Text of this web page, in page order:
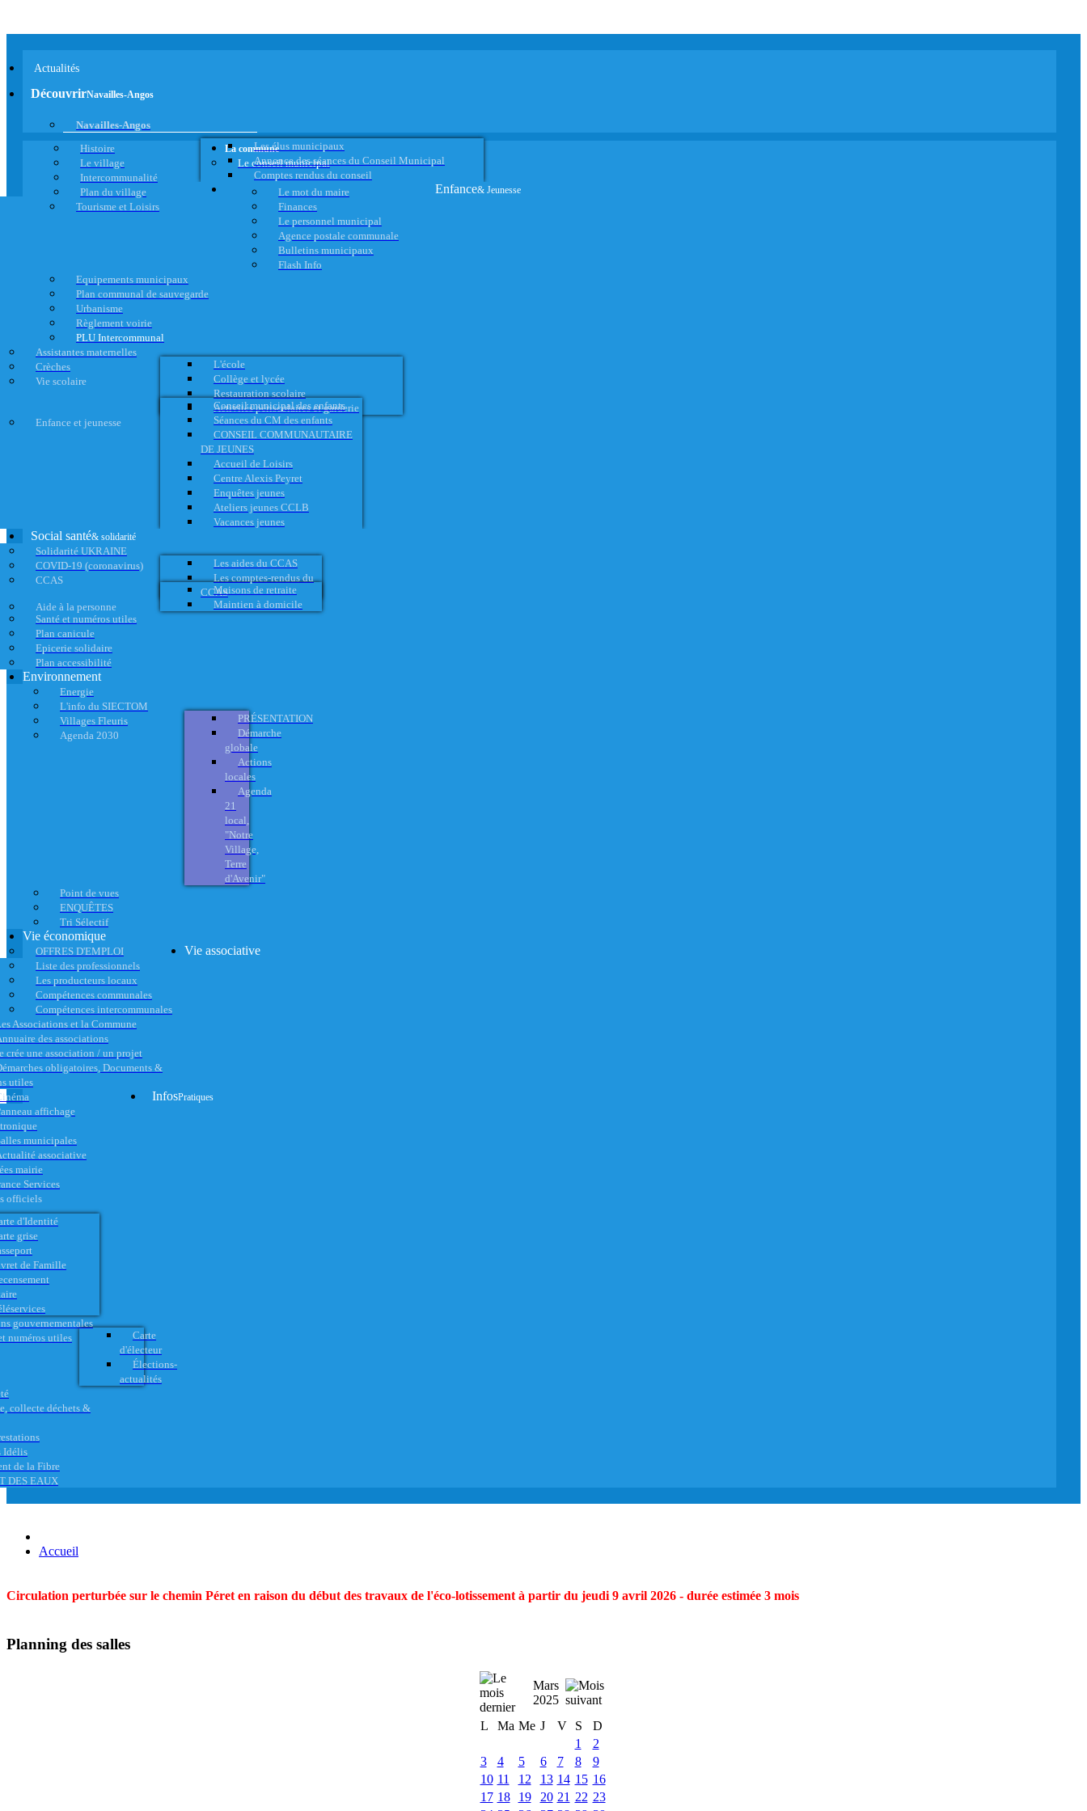
Actualités
DécouvrirNavailles-Angos
Navailles-Angos
Histoire
Le village
Intercommunalité
Plan du village
Tourisme et Loisirs
La commune
Le conseil municipal
Les élus municipaux
Annonce des séances du Conseil Municipal
Comptes rendus du conseil
Le mot du maire
Finances
Le personnel municipal
Agence postale communale
Bulletins municipaux
Flash Info
Equipements municipaux
Plan communal de sauvegarde
Urbanisme
Règlement voirie
PLU Intercommunal
Enfance& Jeunesse
Assistantes maternelles
Crèches
Vie scolaire
L'école
Collège et lycée
Restauration scolaire
Activités périscolaires et garderie
Enfance et jeunesse
Conseil municipal des enfants
Séances du CM des enfants
CONSEIL COMMUNAUTAIRE
DE JEUNES
Accueil de Loisirs
Centre Alexis Peyret
Enquêtes jeunes
Ateliers jeunes CCLB
Vacances jeunes
Social santé& solidarité
Solidarité UKRAINE
COVID-19 (coronavirus)
CCAS
Les aides du CCAS
Les comptes-rendus du
CCAS
Aide à la personne
Maisons de retraite
Maintien à domicile
Santé et numéros utiles
Plan canicule
Epicerie solidaire
Plan accessibilité
Environnement
Energie
L'info du SIECTOM
Villages Fleuris
Agenda 2030
PRÉSENTATION
Démarche
globale
Actions
locales
Agenda
21
local,
"Notre
Village,
Terre
d'Avenir"
Point de vues
ENQUÊTES
Tri Sélectif
Vie économique
OFFRES D'EMPLOI
Liste des professionnels
Les producteurs locaux
Compétences communales
Compétences intercommunales
Vie associative
Associations et la Commune
des associations
crée une association / un projet
obligatoires, Documents &
utiles
affichage
municipales
associative
InfosPratiques
mairie
Services
officiels
d'Identité
grise
de Famille
gouvernementales
numéros utiles
Carte
d'électeur
Élections-
actualités
collecte déchets &
Idélis
de la Fibre
DES EAUX
Accueil
Circulation perturbée sur le chemin Péret en raison du début des travaux de l'éco-lotissement à partir du jeudi 9 avril 2026 - durée estimée 3 mois
Planning des salles
Mars
2025
L
Ma Me J V S
D
1
2
3
4 5 6 7 8
9
10 11 12 13 14 15 16
17 18 19 20 21 22 23